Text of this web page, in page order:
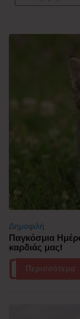
Δημοφιλή
Παγκόσμια
καρδιάς μας!
Περισσότερα